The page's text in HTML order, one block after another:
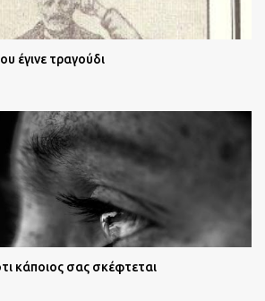
έγινε τραγούδι
κάποιος σας σκέφτεται